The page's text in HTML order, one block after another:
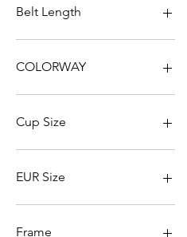
L
S
XL
Belt Length
62cm
72cm
COLORWAY
Champaign
Island of Skye
Cup Size
L
M
XL
XXL
EUR Size
34
35
Frame